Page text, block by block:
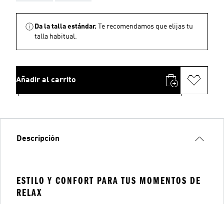
Da la talla estándar.
Te recomendamos que elijas tu
talla habitual.
Añadir al carrito
Descripción
ESTILO Y CONFORT PARA TUS MOMENTOS DE
RELAX